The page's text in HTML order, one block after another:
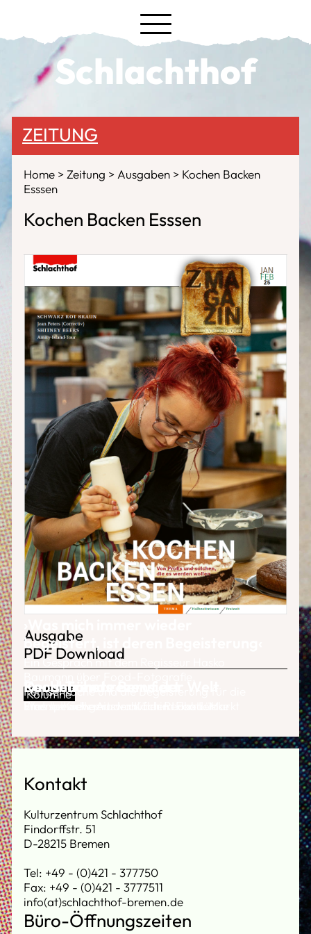
Schlachthof
ZEITUNG
Home Zeitung Ausgaben
Kochen Backen
Esssen
Kochen Backen Esssen
Ausgabe
PDF Download
Kolumne
›Was mich immer wieder
begeistert, ist deren Begeisterung‹
Ein Gespräch mit dem Regisseur Hasko
Fernsehköche und die Begeisterung für die
Sterne-Küche.
Der schönste Beruf der Welt
Ein Interview mit der Köchin Luka Lübke
Food-Trends
Was tut sich gerade auf dem Food-Markt
Kochbücher rezensiert
Eine spezielle Auswahl der Redaktion
Kontakt
Kulturzentrum Schlachthof
Findorffstr. 51
D-28215 Bremen
Tel: +49 - (0)421 - 377750
Fax: +49 - (0)421 - 3777511
info(at)schlachthof-bremen.de
Büro-Öffnungszeiten